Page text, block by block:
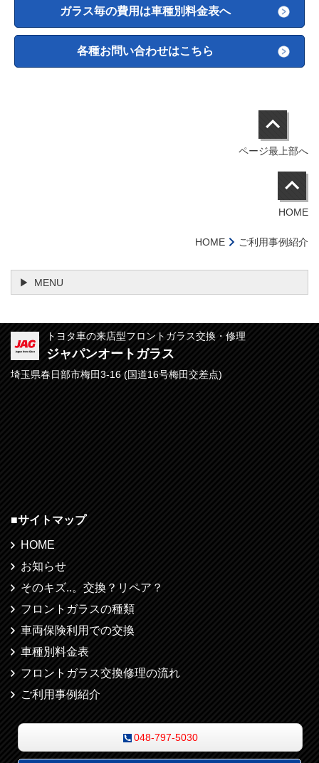
ガラス毎の費用は車種別料金表へ
各種お問い合わせはこちら
ページ最上部へ
HOME
HOME ご利用事例紹介
MENU
トヨタ車の来店型フロントガラス交換・修理
ジャパンオートガラス
埼玉県春日部市梅田3-16 (国道16号梅田交差点)
■サイトマップ
HOME
お知らせ
そのキズ..。交換？リペア？
フロントガラスの種類
車両保険利用での交換
車種別料金表
フロントガラス交換修理の流れ
ご利用事例紹介
048-797-5030